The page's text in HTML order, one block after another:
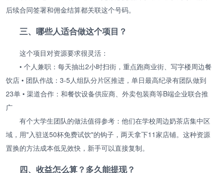
后续合同签署和佣金结算都关联这个号码。
三、哪些人适合做这个项目？
这个项目对资源要求很灵活：
• 个人兼职：每天抽出2小时扫街，重点跑商业街、写字楼周边餐
饮店 • 团队作战：3-5人组队分片区推进，单日最高纪录有团队做到
23单 • 渠道合作：和餐饮设备供应商、外卖包装商等B端企业联合推
广
有个大学生团队的做法值得参考：他们在学校周边奶茶店集中区
域，用"入驻送50杯免费试饮"的钩子，两天拿下11家店铺。这种资源
置换的方法成本低见效快，新手可以直接复制。
四、收益怎么算？多久能提现？